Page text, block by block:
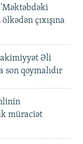
'Məktəbdəki
çıxışına
Əli
qoymalıdır
müraciət